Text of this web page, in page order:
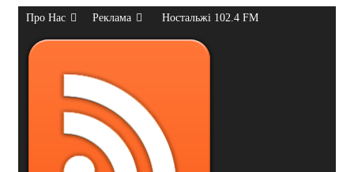
Про Нас Реклама Ностальжі 102.4 FM